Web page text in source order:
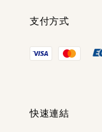
支付方式
快速連結